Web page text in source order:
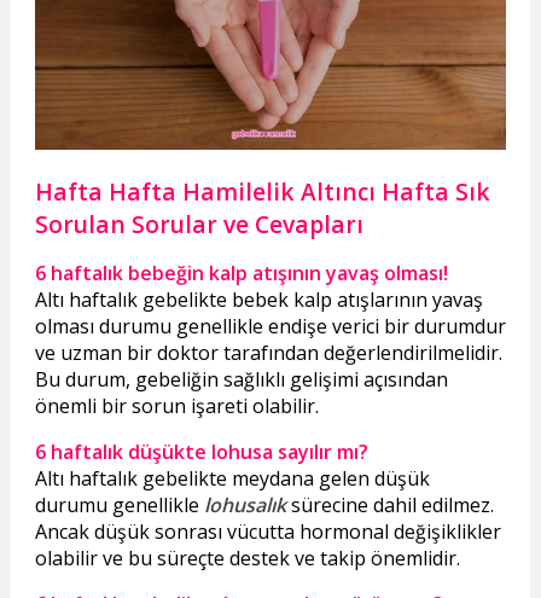
Hafta Hafta Hamilelik Altıncı Hafta Sık
Sorulan Sorular ve Cevapları
6 haftalık bebeğin kalp atışının yavaş olması!
Altı haftalık gebelikte bebek kalp atışlarının yavaş
olması durumu genellikle endişe verici bir durumdur
ve uzman bir doktor tarafından değerlendirilmelidir.
Bu durum, gebeliğin sağlıklı gelişimi açısından
önemli bir sorun işareti olabilir.
6 haftalık düşükte lohusa sayılır mı?
Altı haftalık gebelikte meydana gelen düşük
durumu genellikle lohusalıksürecine dahil edilmez.
Ancak düşük sonrası vücutta hormonal değişiklikler
olabilir ve bu süreçte destek ve takip önemlidir.